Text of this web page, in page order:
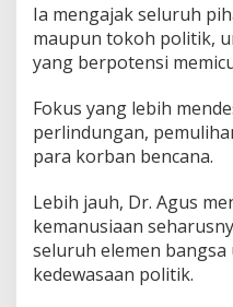
t
i
k
Ia mengajak seluruh
maupun tokoh politik,
yang berpotensi
Fokus yang lebih
perlindungan,
para korban bencana.
Lebih jauh, Dr. Agus
kemanusiaan
seluruh elemen
kedewasaan politik.